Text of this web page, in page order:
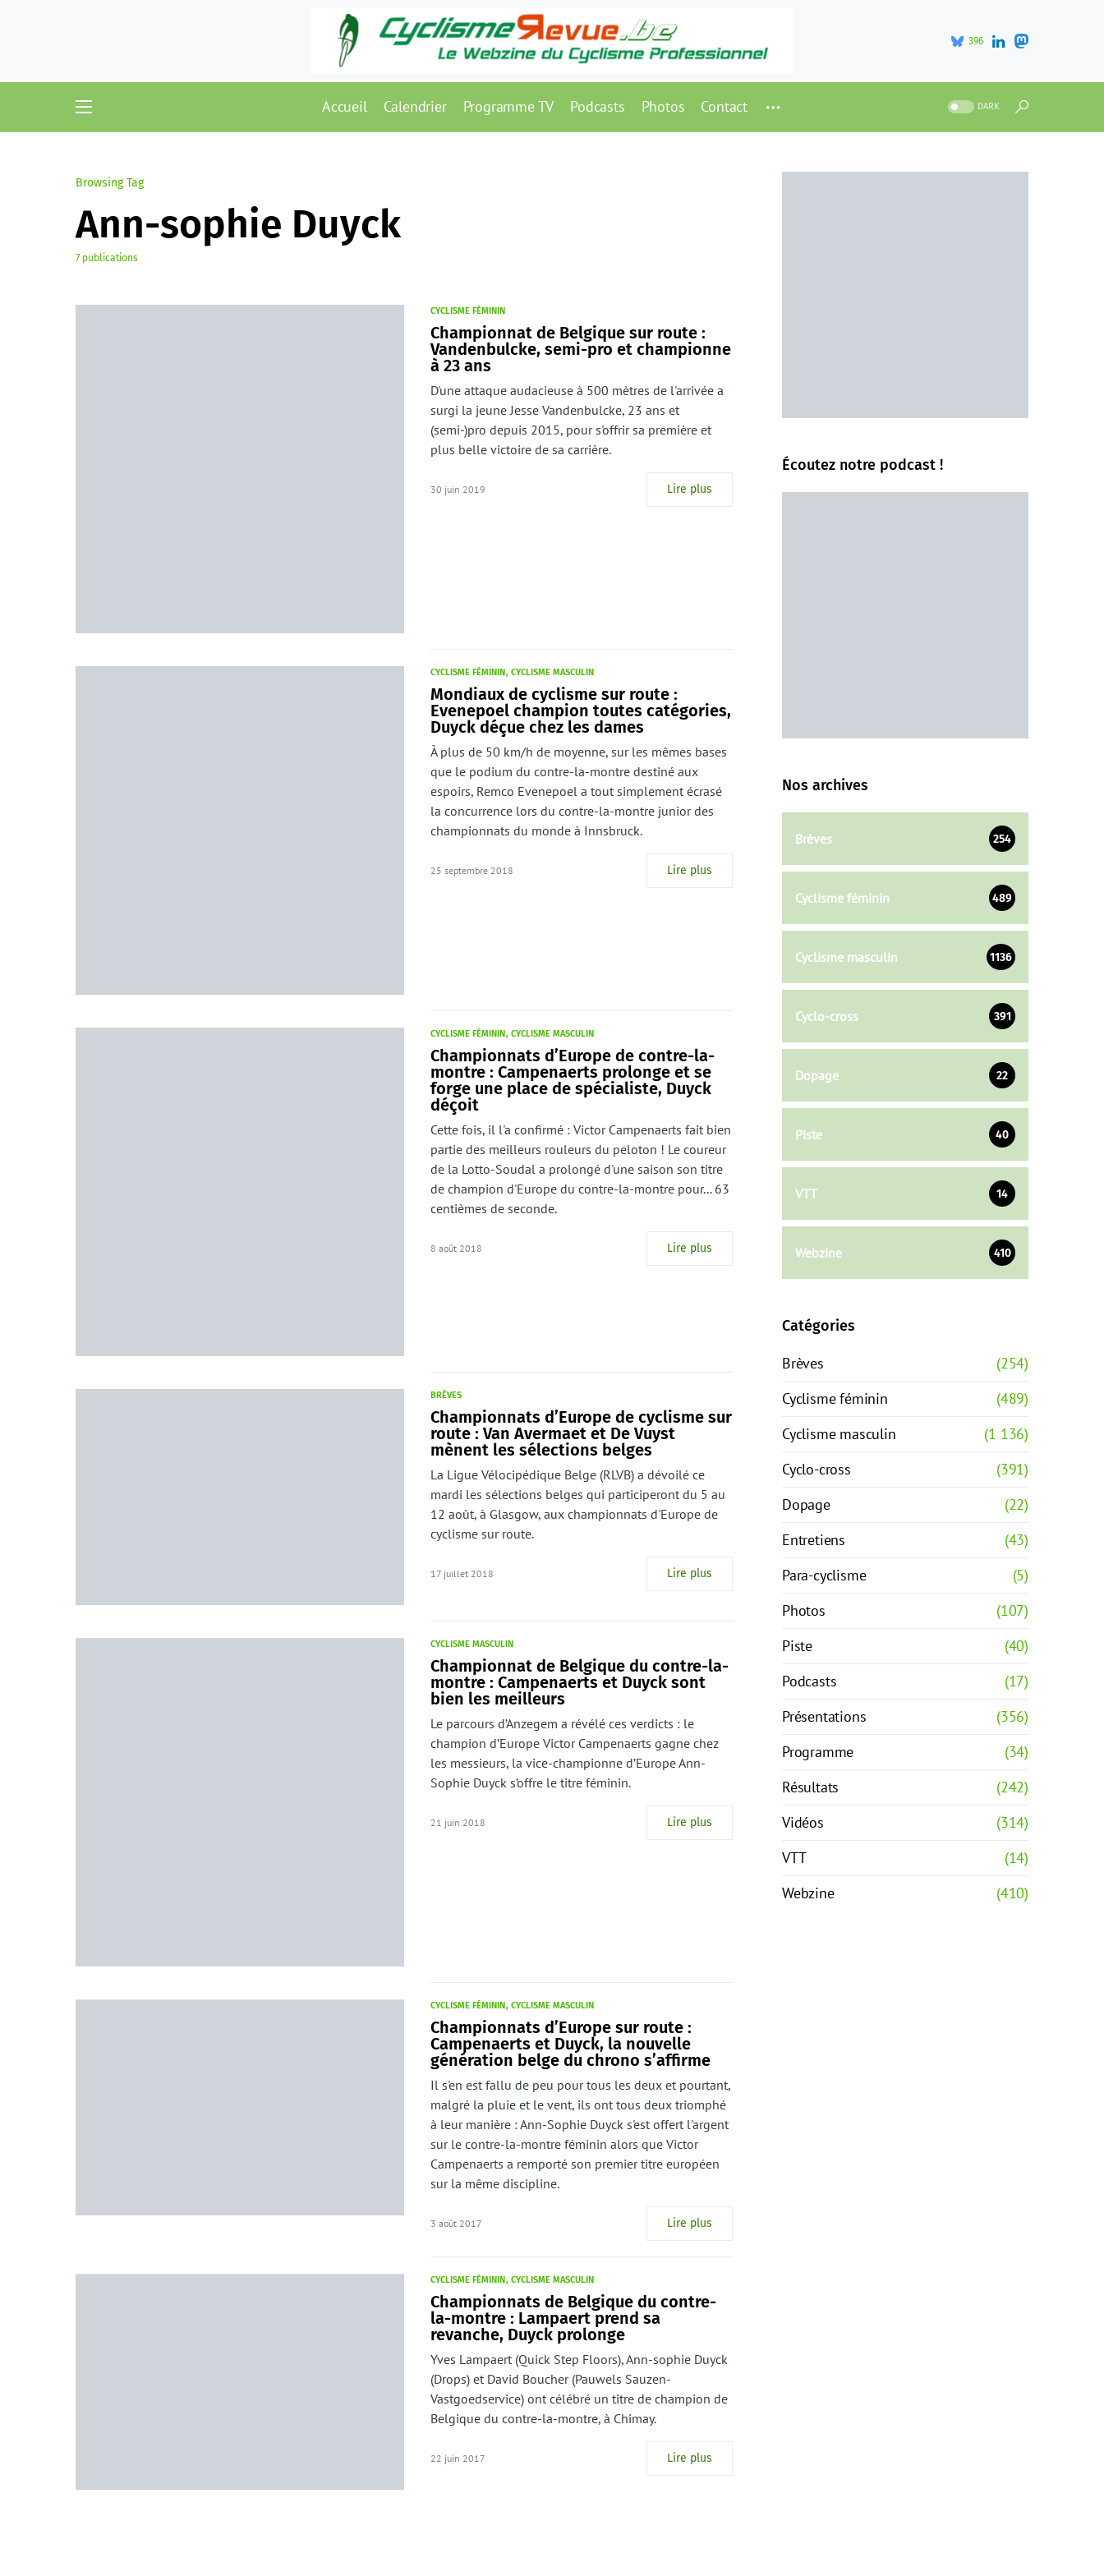
396
Accueil Calendrier Programme TV Podcasts Photos Contact DARK
Browsing Tag
Ann-sophie Duyck
7 publications
CYCLISME FÉMININ
Championnat de Belgique sur route :
Vandenbulcke, semi-pro et championne
à 23 ans
D'une attaque audacieuse à 500 mètres de l'arrivée a
surgi la jeune Jesse Vandenbulcke, 23 ans et
(semi-)pro depuis 2015, pour s'offrir sa première et
plus belle victoire de sa carrière.
30 juin 2019 Lire plus
CYCLISME FÉMININ CYCLISME MASCULIN
Mondiaux de cyclisme sur route :
Evenepoel champion toutes catégories,
Duyck déçue chez les dames
À plus de 50 km/h de moyenne, sur les mêmes bases
que le podium du contre-la-montre destiné aux
espoirs, Remco Evenepoel a tout simplement écrasé
la concurrence lors du contre-la-montre junior des
championnats du monde à Innsbruck.
25 septembre 2018 Lire plus
CYCLISME FÉMININ CYCLISME MASCULIN
Championnats d’Europe de contre-la-
montre : Campenaerts prolonge et se
forge une place de spécialiste, Duyck
déçoit
Cette fois, il l'a confirmé : Victor Campenaerts fait bien
partie des meilleurs rouleurs du peloton ! Le coureur
de la Lotto-Soudal a prolongé d'une saison son titre
de champion d'Europe du contre-la-montre pour... 63
centièmes de seconde.
8 août 2018 Lire plus
BRÈVES
Championnats d’Europe de cyclisme sur
route : Van Avermaet et De Vuyst
mènent les sélections belges
La Ligue Vélocipédique Belge (RLVB) a dévoilé ce
mardi les sélections belges qui participeront du 5 au
12 août, à Glasgow, aux championnats d'Europe de
cyclisme sur route.
17 juillet 2018 Lire plus
CYCLISME MASCULIN
Championnat de Belgique du contre-la-
montre : Campenaerts et Duyck sont
bien les meilleurs
Le parcours d’Anzegem a révélé ces verdicts : le
champion d’Europe Victor Campenaerts gagne chez
les messieurs, la vice-championne d’Europe Ann-
Sophie Duyck s’offre le titre féminin.
21 juin 2018 Lire plus
CYCLISME FÉMININ CYCLISME MASCULIN
Championnats d’Europe sur route :
Campenaerts et Duyck, la nouvelle
génération belge du chrono s’affirme
Il s'en est fallu de peu pour tous les deux et pourtant,
malgré la pluie et le vent, ils ont tous deux triomphé
à leur manière : Ann-Sophie Duyck s'est offert l'argent
sur le contre-la-montre féminin alors que Victor
Campenaerts a remporté son premier titre européen
sur la même discipline.
3 août 2017 Lire plus
CYCLISME FÉMININ CYCLISME MASCULIN
Championnats de Belgique du contre-
la-montre : Lampaert prend sa
revanche, Duyck prolonge
Yves Lampaert (Quick Step Floors), Ann-sophie Duyck
(Drops) et David Boucher (Pauwels Sauzen-
Vastgoedservice) ont célébré un titre de champion de
Belgique du contre-la-montre, à Chimay.
22 juin 2017 Lire plus
Écoutez notre podcast !
Nos archives
Brèves 254
Cyclisme féminin 489
Cyclisme masculin 1136
Cyclo-cross 391
Dopage 22
Piste 40
VTT 14
Webzine 410
Catégories
Brèves
(254)
Cyclisme féminin
(489)
Cyclisme masculin
(1 136)
Cyclo-cross
(391)
Dopage
(22)
Entretiens
(43)
Para-cyclisme
(5)
Photos
(107)
Piste
(40)
Podcasts
(17)
Présentations
(356)
Programme
(34)
Résultats
(242)
Vidéos
(314)
VTT
(14)
Webzine
(410)